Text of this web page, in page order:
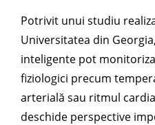
Potrivit unui studiu
Universitatea din
inteligente pot
fiziologici precum
arterială sau ritmul
deschide perspective